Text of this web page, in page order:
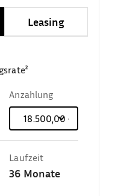
Leasing
Anzahlung
18.500,00 €
Laufzeit
36 Monate